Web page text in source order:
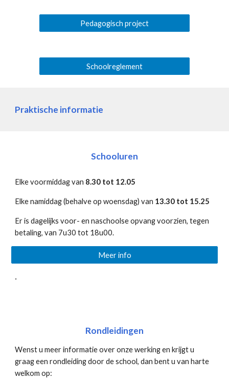
Pedagogisch project
Schoolreglement
Praktische informatie
Schooluren
Elke voormiddag van 8.30 tot 12.05
Elke namiddag (behalve op woensdag) van 13.30 tot 15.25
Er is dagelijks voor- en naschoolse opvang voorzien, tegen
betaling, van 7u30 tot 18u00.
Meer info
.
Rondleidingen
Wenst u meer informatie over onze werking en krijgt u
graag een rondleiding door de school, dan bent u van harte
welkom op: